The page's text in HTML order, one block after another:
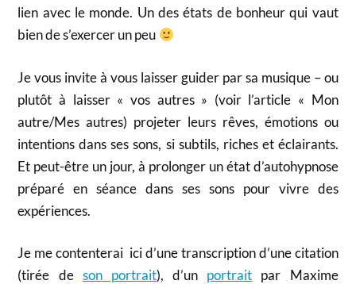
lien avec le monde. Un des états de bonheur qui vaut
bien de s’exercer un peu
Je vous invite à vous laisser guider par sa musique – ou
plutôt à laisser « vos autres » (voir l’article « Mon
autre/Mes autres) projeter leurs rêves, émotions ou
intentions dans ses sons, si subtils, riches et éclairants.
Et peut-être un jour, à prolonger un état d’autohypnose
préparé en séance dans ses sons pour vivre des
expériences.
Je me contenterai ici d’une transcription d’une citation
(tirée de son portrait), d’un portrait par Maxime